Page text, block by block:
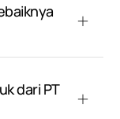
dari PT